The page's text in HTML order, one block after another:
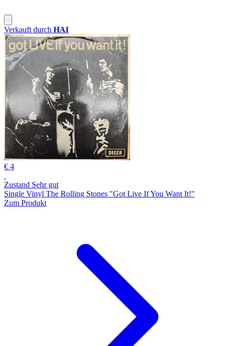
Verkauft durch HAI
€ 4
Zustand Sehr gut
Single Vinyl The Rolling Stones "Got Live If You Want It!"
Zum Produkt